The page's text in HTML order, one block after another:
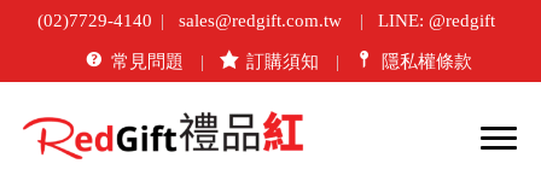
(02)7729-4140 sales@redgift.com.tw LINE: @redgift
常見問題 訂購須知 隱私權條款